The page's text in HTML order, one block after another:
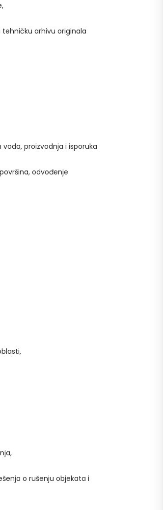
arhivu originala
proizvodnja i isporuka
odvođenje
o rušenju objekata i